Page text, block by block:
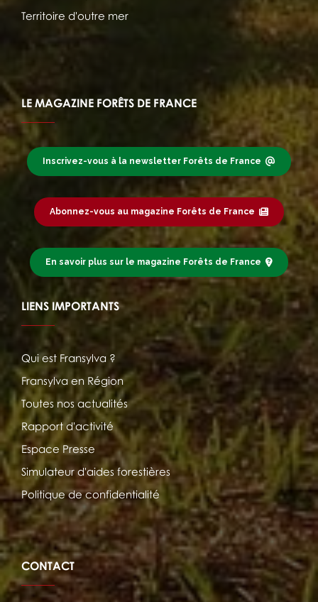
Territoire d'outre mer
LE MAGAZINE FORÊTS DE FRANCE
Inscrivez-vous à la newsletter Forêts de France
Abonnez-vous au magazine Forêts de France
En savoir plus sur le magazine Forêts de France
LIENS IMPORTANTS
Qui est Fransylva ?
Fransylva en Région
Toutes nos actualités
Rapport d'activité
Espace Presse
Simulateur d'aides forestières
Politique de confidentialité
CONTACT